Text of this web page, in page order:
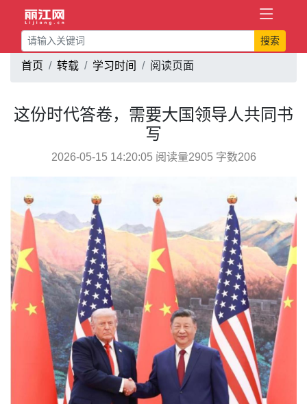
搜索
首页 转载 学习时间 阅读页面
这份时代答卷，需要大国领导人共同书
写
2026-05-15 14:20:05 阅读量2905 字数206